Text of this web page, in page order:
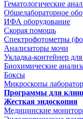
Гематологические
Общелабораторное
ИФА оборудование
Скорая помощь
Спектрофотометры
Анализаторы мочи
Укладка-контейнер
Биохимические
Боксы
Микроскопы
Программы для
Жесткая эндоскопия
Медицинские